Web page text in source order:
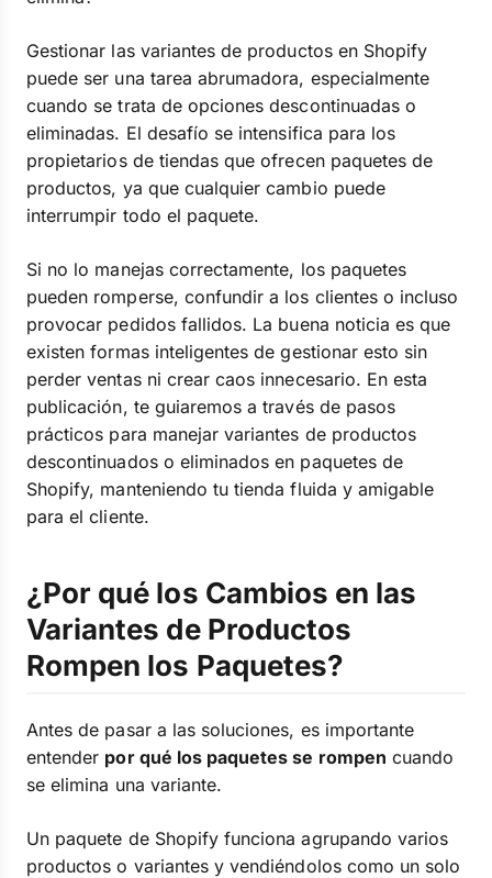
Gestionar las variantes de productos en Shopify
puede ser una tarea abrumadora, especialmente
cuando se trata de opciones descontinuadas o
eliminadas. El desafío se intensifica para los
propietarios de tiendas que ofrecen paquetes de
productos, ya que cualquier cambio puede
interrumpir todo el paquete.
Si no lo manejas correctamente, los paquetes
pueden romperse, confundir a los clientes o incluso
provocar pedidos fallidos. La buena noticia es que
existen formas inteligentes de gestionar esto sin
perder ventas ni crear caos innecesario. En esta
publicación, te guiaremos a través de pasos
prácticos para manejar variantes de productos
descontinuados o eliminados en paquetes de
Shopify, manteniendo tu tienda fluida y amigable
para el cliente.
¿Por qué los Cambios en las
Variantes de Productos
Rompen los Paquetes?
Antes de pasar a las soluciones, es importante
entender por qué los paquetes se rompen cuando
se elimina una variante.
Un paquete de Shopify funciona agrupando varios
productos o variantes y vendiéndolos como un solo